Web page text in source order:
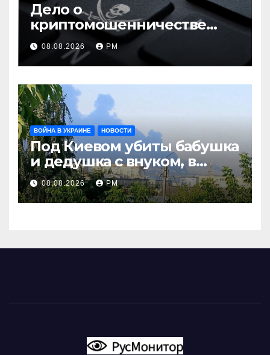
Дело о
криптомошенничестве
оборачивают в содействие
терроризму
08.08.2026 РМ
ВОЙНА В УКРАИНЕ НОВОСТИ
Под Киевом убиты бабушка
и дедушка с внуком, в
Поволжье и на Кубани
вновь горят НПЗ
08.08.2026 РМ